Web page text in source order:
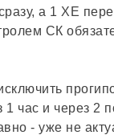
а 1 ХЕ
СК
1 час и через 2
- уже не